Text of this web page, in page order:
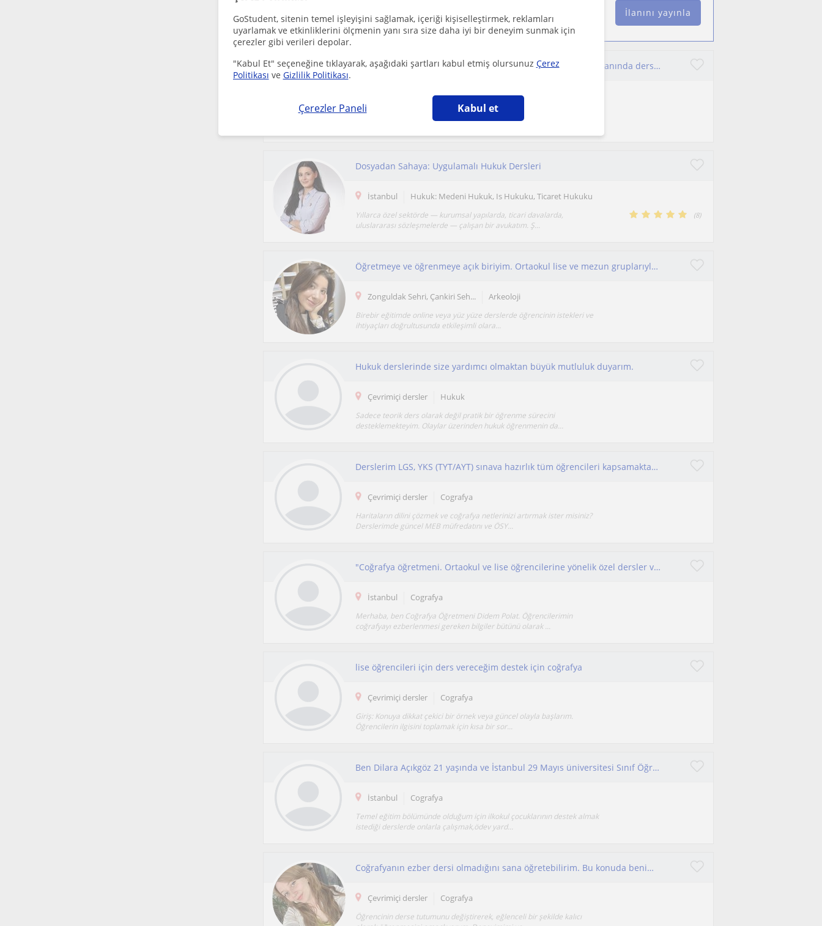
GoStudent, sitenin temel işleyişini sağlamak, içeriği kişiselleştirmek, reklamları
uyarlamak ve etkinliklerini ölçmenin yanı sıra size daha iyi bir deneyim sunmak için
çerezler gibi verileri depolar.
"Kabul Et" seçeneğine tıklayarak, aşağıdaki şartları kabul etmiş olursunuz Çerez
Politikası ve Gizlilik Politikası.
Çerezler Paneli Kabul et
Ücretsiz bir ilan ver ve öğretmenlerin seninle iletişime geçmesini sağla
İlanını yayınla
Hukuk Fakültesi Mezunu olarak, Hukuk, Türkçe ve Edebiyat alanında ders veriyorum
Hukuk
Hukuk Fakültesi mezunu olarak, fakülte hayatım boyunca yoğun bir
Dosyadan Sahaya: Uygulamalı Hukuk Dersleri
İstanbul Hukuk: Medeni Hukuk, Is Hukuku, Ticaret Hukuku
Yıllarca özel sektörde — kurumsal yapılarda, ticari davalarda,
uluslararası sözleşmelerde — çalışan bir avukatım. Ş...
(8)
Öğretmeye ve öğrenmeye açık biriyim. Ortaokul lise ve mezun gruplarıyla Tarih ve Sosyal Bilgiler dersinde etkileşimli derse hazırı
Zonguldak Sehri, Çankiri Seh... Arkeoloji
Birebir eğitimde online veya yüz yüze derslerde öğrencinin istekleri ve
ihtiyaçları doğrultusunda etkileşimli olara...
Hukuk derslerinde size yardımcı olmaktan büyük mutluluk duyarım.
Çevrimiçi dersler Hukuk
Sadece teorik ders olarak değil pratik bir öğrenme sürecini
desteklemekteyim. Olaylar üzerinden hukuk öğrenmenin da...
Derslerim LGS, YKS (TYT/AYT) sınava hazırlık tüm öğrencileri kapsamaktadır.
Çevrimiçi dersler Cografya
Haritaların dilini çözmek ve coğrafya netlerinizi artırmak ister misiniz?
Derslerimde güncel MEB müfredatını ve ÖSY...
"Coğrafya öğretmeni. Ortaokul ve lise öğrencilerine yönelik özel dersler veren, okul başarısını ve sınav performansını artırmak
İstanbul Cografya
Merhaba, ben Coğrafya Öğretmeni Didem Polat. Öğrencilerimin
coğrafyayı ezberlenmesi gereken bilgiler bütünü olarak ...
lise öğrencileri için ders vereceğim destek için coğrafya
Çevrimiçi dersler Cografya
Giriş: Konuya dikkat çekici bir örnek veya güncel olayla başlarım.
Öğrencilerin ilgisini toplamak için kısa bir sor...
Ben Dilara Açıkgöz 21 yaşında ve İstanbul 29 Mayıs üniversitesi Sınıf Öğretmenliği 2. Sınıfı bitirmiş bulunmaktayım.
İstanbul Cografya
Temel eğitim bölümünde olduğum için ilkokul çocuklarının destek almak
istediği derslerde onlarla çalışmak,ödev yard...
Coğrafyanın ezber dersi olmadığını sana öğretebilirim. Bu konuda benimle yola çıkmaya hazır mısın?
Çevrimiçi dersler Cografya
Öğrencinin derse tutumunu değiştirerek, eğlenceli bir şekilde kalıcı